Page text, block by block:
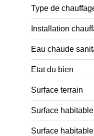
Type de
Installation
Eau chaude
Etat du bien
Surface terrain
Surface habitable
Surface